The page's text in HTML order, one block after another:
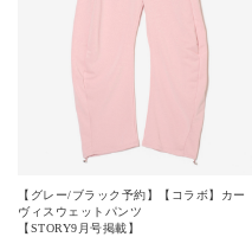
【グレー/ブラック予約】【コラボ】カー
ヴィスウェットパンツ
【STORY9月号掲載】